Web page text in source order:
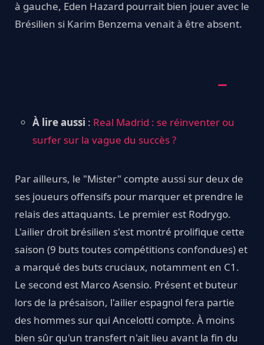
à gauche, Eden Hazard pourrait bien jouer avec le
Brésilien si Karim Benzema venait à être absent.
À lire aussi : Real Madrid : se réinventer ou
surfer sur la vague du succès ?
Par ailleurs, le "Mister" compte aussi sur deux de
ses joueurs offensifs pour marquer et prendre le
relais des attaquants. Le premier est Rodrygo.
L'ailier droit brésilien s'est montré prolifique cette
saison (9 buts toutes compétitions confondues) et
a marqué des buts cruciaux, notamment en C1.
Le second est Marco Asensio. Présent et buteur
lors de la présaison, l'ailier espagnol fera partie
des hommes sur qui Ancelotti compte. À moins
bien sûr qu'un transfert n'ait lieu avant la fin du